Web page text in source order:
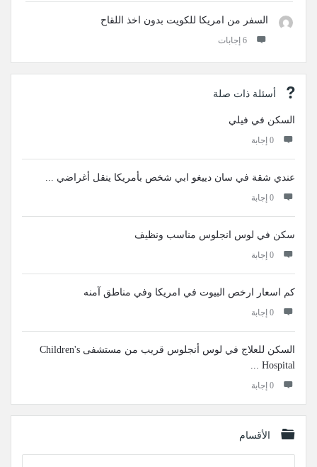
السفر من امريكا للكويت بدون اخذ اللقاح
‫6 إجابات
أسئلة ذات صلة
السكن في فيلي
‫0 إجابة
عندي ‏شقة في ‏سان دييغو ابي ‏شخص بأمريكا ينقل أغراضي ...
‫0 إجابة
سكن في لوس انجلوس مناسب ونظيف
‫0 إجابة
كم اسعار ارخص البيوت في امريكا وفي مناطق آمنه
‫0 إجابة
السكن للعلاج في لوس أنجلوس قريب من مستشفى Children's
Hospital ...
‫0 إجابة
الأقسام